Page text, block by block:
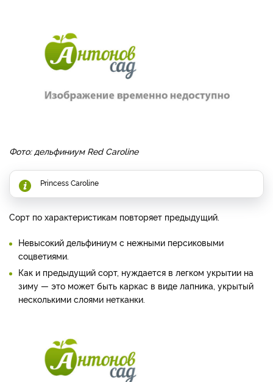
Фото: дельфиниум Red Caroline
Princess Caroline
Сорт по характеристикам повторяет предыдущий.
Невысокий дельфиниум с нежными персиковыми
соцветиями.
Как и предыдущий сорт, нуждается в легком укрытии на
зиму — это может быть каркас в виде лапника, укрытый
несколькими слоями нетканки.